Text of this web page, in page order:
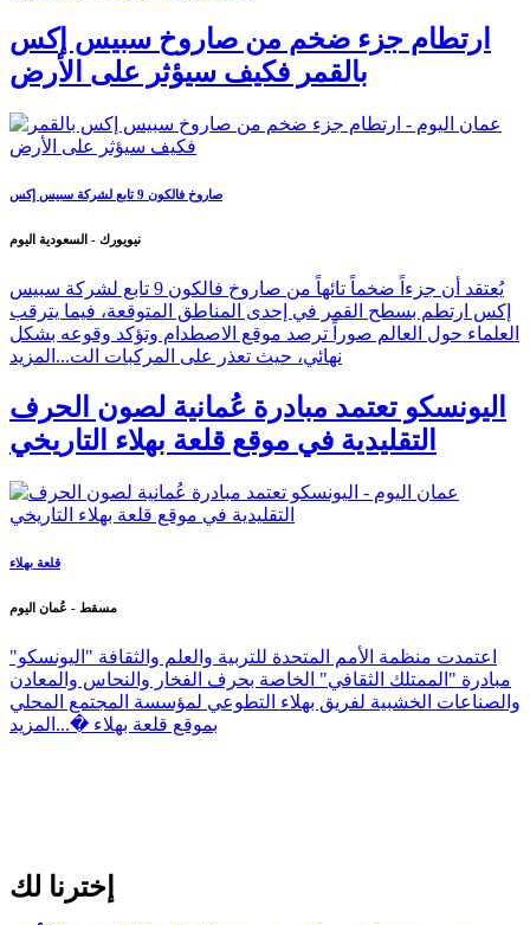
ارتطام جزء ضخم من صاروخ سبيس إكس
بالقمر فكيف سيؤثر على الأرض
صاروخ فالكون 9 تابع لشركة سبيس إكس
نيويورك - السعودية اليوم
يُعتقد أن جزءاً ضخماً تائهاً من صاروخ فالكون 9 تابع لشركة سبيس
إكس ارتطم بسطح القمر في إحدى المناطق المتوقعة، فيما يترقب
العلماء حول العالم صوراً ترصد موقع الاصطدام وتؤكد وقوعه بشكل
نهائي، حيث تعذر على المركبات الت... المزيد
اليونسكو تعتمد مبادرة عُمانية لصون الحرف
التقليدية في موقع قلعة بهلاء التاريخي
قلعة بهلاء
مسقط - عُمان اليوم
اعتمدت منظمة الأمم المتحدة للتربية والعلم والثقافة "اليونسكو"
مبادرة "الممتلك الثقافي" الخاصة بحرف الفخار والنحاس والمعادن
والصناعات الخشبية لفريق بهلاء التطوعي لمؤسسة المجتمع المحلي
بموقع قلعة بهلاء �... المزيد
إخترنا لك